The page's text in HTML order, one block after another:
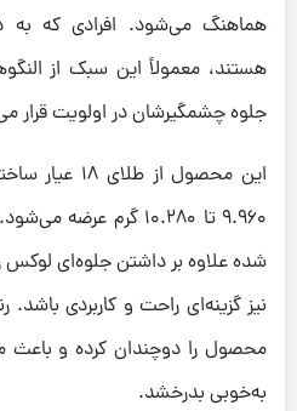
هماهنگ می‌شود. افرادی که به
هستند، معمولاً این سبک از
جلوه چشمگیرشان در اولویت قرار
این محصول
9.960 تا 10.280 گرم
شده علاوه بر داشتن جلوه‌ای لوکس
نیز گزینه‌ای راحت و کاربردی باشد.
محصول را دوچندان کرده و باعث
به‌خوبی بدرخشد.